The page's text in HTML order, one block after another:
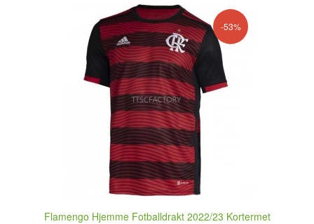
-53%
Flamengo Hjemme Fotballdrakt 2022/23 Kortermet